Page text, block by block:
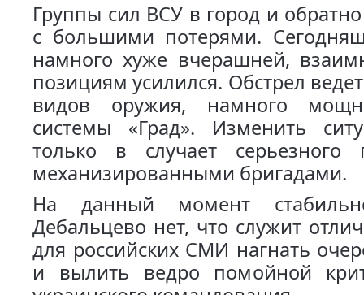
Группы сил ВСУ в город и
с большими потерями.
намного хуже вчерашней,
позициям усилился. Обстрел
видов оружия, намного
системы «Град». Изменить
только в случает серьезного
механизированными бригадами.
На данный момент
Дебальцево нет, что служит
для российских СМИ нагнать
и вылить ведро помойной